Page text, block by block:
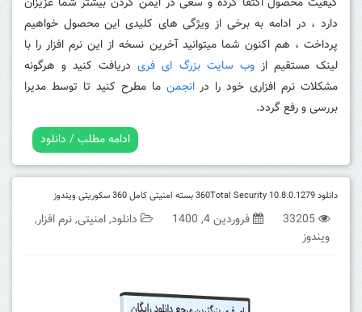
دارد ، در ادامه به برخی از ویژگی های کلیدی این محصول خواهیم
پرداخت ، هم اکنون شما میتوانید آخرین نسخه از این نرم افزار را با
لینک مستقیم از وب سایت بزرگ ای فریدریافت کنید و هرگونه
مشکلات نرم افزاری خود را درانجمن ما مطرح کنید تا توسط مدیرا
بررسی و رفع گردد.
ادامه مطلب / دانلود
دانلود 360Total Security 10.8.0.1279 بسته امنیتی کامل 360 سکوریتی ویندوز
33205 فروردین 4, 1400 دانلود,امنیتی,نرم افزار,
ویندوز